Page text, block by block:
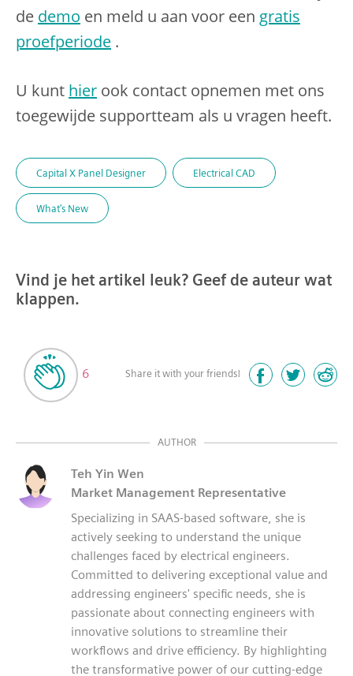
de demo en meld u aan voor een gratis
proefperiode .
U kunt hier ook contact opnemen met ons
toegewijde supportteam als u vragen heeft.
Capital X Panel Designer Electrical CAD
What's New
Vind je het artikel leuk? Geef de auteur wat
klappen.
6 Share it with your friends!
AUTHOR
Teh Yin Wen
Market Management Representative
Specializing in SAAS-based software, she is
actively seeking to understand the unique
challenges faced by electrical engineers.
Committed to delivering exceptional value and
addressing engineers' specific needs, she is
passionate about connecting engineers with
innovative solutions to streamline their
workflows and drive efficiency. By highlighting
the transformative power of our cutting-edge